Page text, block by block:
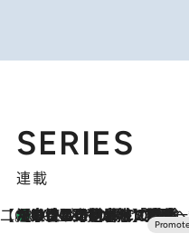
SERIES
連載
【CREA×星野リゾート】唯一無二。癒しと発見が待つ場所へ
2026.8.7
【トンボの足水浴】ヒノキの香りに包まれて涼感マックス！約13℃の湧水かけ流しを避暑地「星野温泉 トンボの湯」で体験